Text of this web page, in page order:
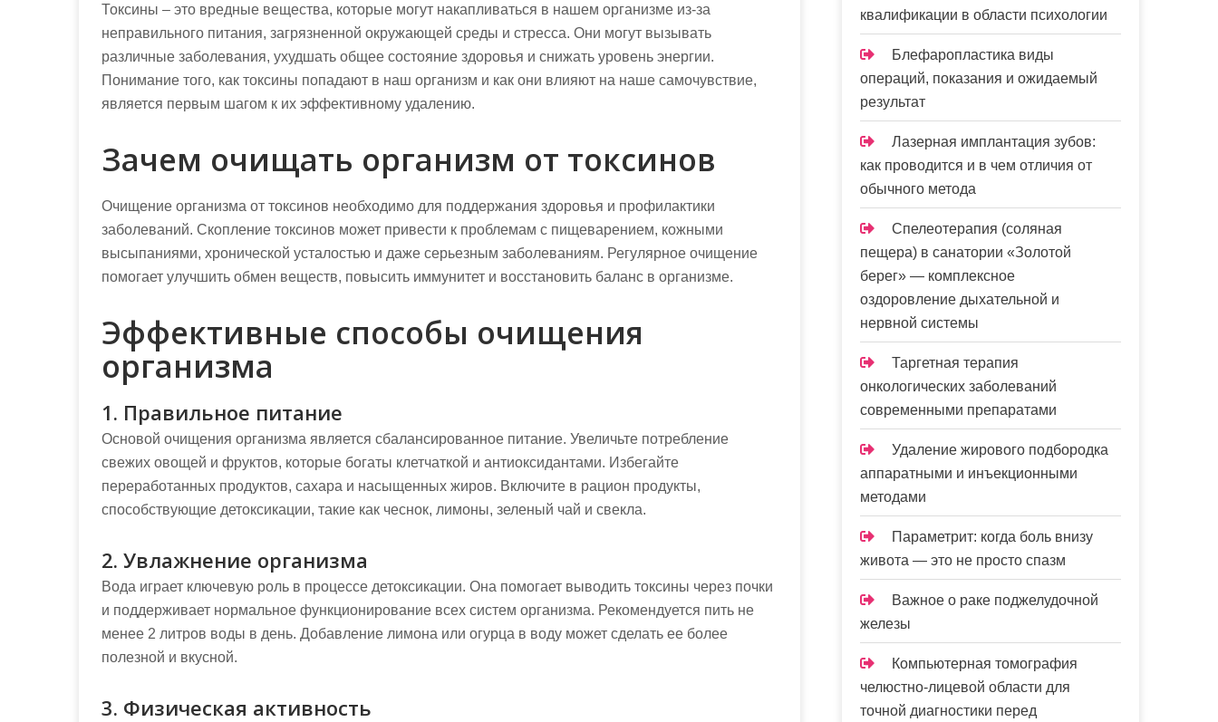
Токсины – это вредные вещества, которые могут накапливаться в нашем организме из-за
неправильного питания, загрязненной окружающей среды и стресса. Они могут вызывать
различные заболевания, ухудшать общее состояние здоровья и снижать уровень энергии.
Понимание того, как токсины попадают в наш организм и как они влияют на наше самочувствие,
является первым шагом к их эффективному удалению.
Зачем очищать организм от токсинов
Очищение организма от токсинов необходимо для поддержания здоровья и профилактики
заболеваний. Скопление токсинов может привести к проблемам с пищеварением, кожными
высыпаниями, хронической усталостью и даже серьезным заболеваниям. Регулярное очищение
помогает улучшить обмен веществ, повысить иммунитет и восстановить баланс в организме.
Эффективные способы очищения
организма
1. Правильное питание
Основой очищения организма является сбалансированное питание. Увеличьте потребление
свежих овощей и фруктов, которые богаты клетчаткой и антиоксидантами. Избегайте
переработанных продуктов, сахара и насыщенных жиров. Включите в рацион продукты,
способствующие детоксикации, такие как чеснок, лимоны, зеленый чай и свекла.
2. Увлажнение организма
Вода играет ключевую роль в процессе детоксикации. Она помогает выводить токсины через почки
и поддерживает нормальное функционирование всех систем организма. Рекомендуется пить не
менее 2 литров воды в день. Добавление лимона или огурца в воду может сделать ее более
полезной и вкусной.
3. Физическая активность
квалификации в области психологии
Блефаропластика виды
операций, показания и ожидаемый
результат
Лазерная имплантация зубов:
как проводится и в чем отличия от
обычного метода
Спелеотерапия (соляная
пещера) в санатории «Золотой
берег» — комплексное
оздоровление дыхательной и
нервной системы
Таргетная терапия
онкологических заболеваний
современными препаратами
Удаление жирового подбородка
аппаратными и инъекционными
методами
Параметрит: когда боль внизу
живота — это не просто спазм
Важное о раке поджелудочной
железы
Компьютерная томография
челюстно-лицевой области для
точной диагностики перед